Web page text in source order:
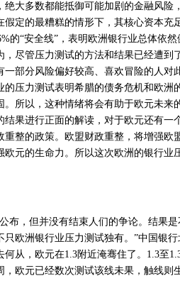
绝大多数都能抵御可能加剧的金融风险
定的最糟糕的情形下，其核心资本充
的“安全线”，表明欧洲银行业总体依然
管压力测试的方法和结果已经遭到
部分风险偏好较高、喜欢冒险的人对
的压力测试表明希腊的债务危机和欧洲
所以，这种情绪将会有助于欧元未来
进行正面的解读，对于欧元还有一
整的政策。欧盟财政重整，将增强欧
元的生命力。所以这次欧洲的银行业
，但并没有结束人们的争论。结果是
欧洲银行业压力测试独有。”中国银
从，欧元在1.3附近淹骞住了。1.3至
欧元已经数次测试该线未果，触线则